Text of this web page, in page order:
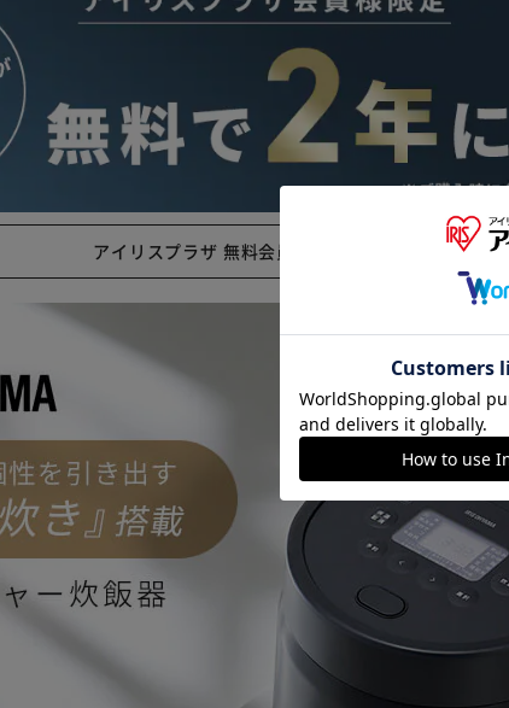
アイリスプラザ 無料会員登録はこちら
※ご確認ください